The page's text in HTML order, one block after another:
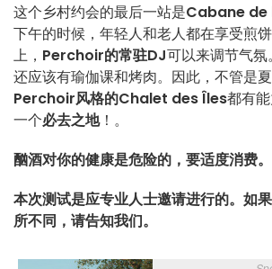
这个乡村约会的最后一站是Cabane de
下午的时候，年轻人和老人都在享受煎
上， Perchoir的常驻DJ可以来调节气氛
还应该有瑜伽课和烤肉。因此，不管是
Perchoir风格的Chalet des Îles都有
一个必去之地！。
酗酒对你的健康是危险的，要适度消费。
本次测试是应专业人士邀请进行的。如
所不同，请告知我们。